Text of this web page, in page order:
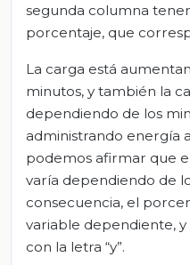
segunda columna
porcentaje, que
La carga está
minutos, y también la
dependiendo de los
administrando energía
podemos afirmar que
varía dependiendo de
consecuencia, el
variable dependiente,
con la letra “y”.